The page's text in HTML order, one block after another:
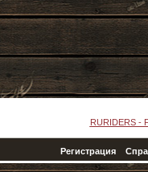
RURIDERS -
Регистрация